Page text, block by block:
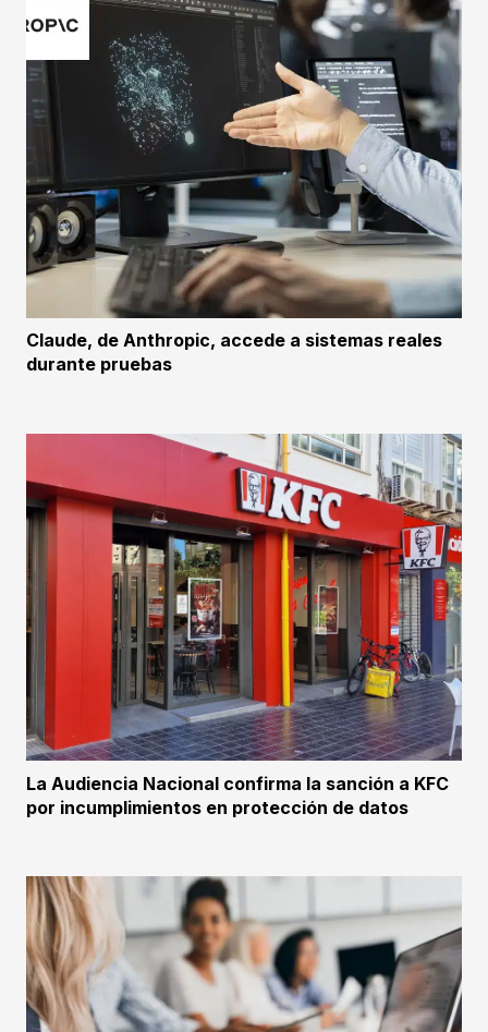
Claude, de Anthropic, accede a sistemas reales
durante pruebas
La Audiencia Nacional confirma la sanción a KFC
por incumplimientos en protección de datos